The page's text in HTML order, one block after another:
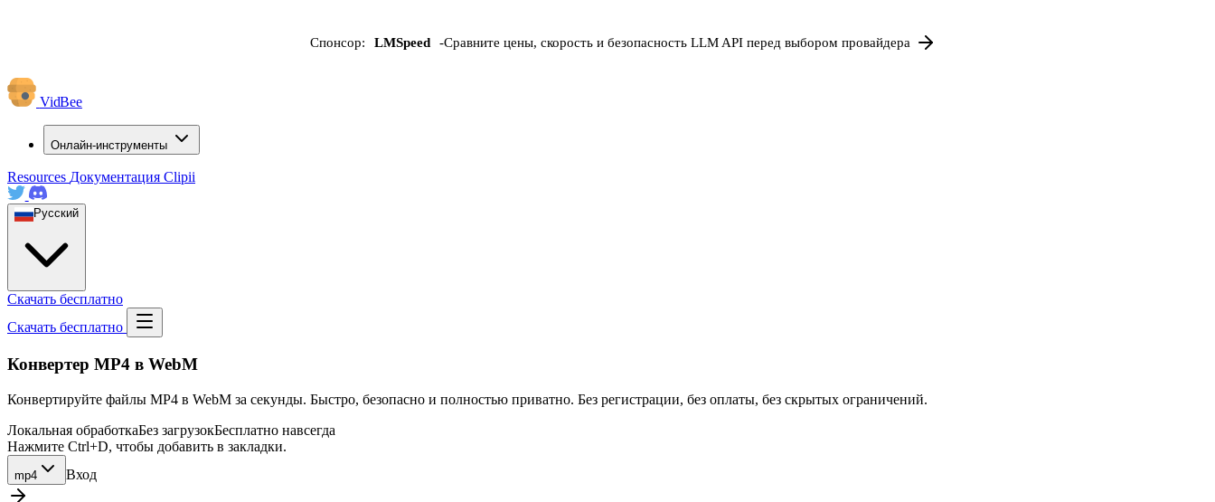
Спонсор: LMSpeed -Сравните цены, скорость и безопасность LLM API перед выбором провайдера
VidBee
Онлайн-инструменты
Resources Документация Clipii
Русский
Скачать бесплатно
Скачать бесплатно
Конвертер MP4 в WebM
Конвертируйте файлы MP4 в WebM за секунды. Быстро, безопасно и полностью приватно. Без регистрации, без оплаты, без скрытых ограничений.
Локальная обработкаБез загрузокБесплатно навсегда
Нажмите Ctrl+D, чтобы добавить в закладки.
mp4 Вход